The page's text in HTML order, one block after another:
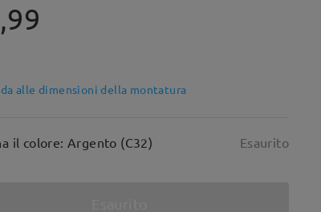
alle dimensioni della montatura
il colore: Argento (C32) Esaurito